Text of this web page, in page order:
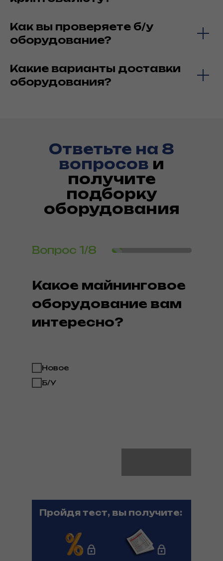
Как вы проверяете б/у
оборудование?
Какие варианты доставки
оборудования?
Ответьте на 8
вопросов и
получите
подборку
оборудования
Новое
Б/У
Какое майнинговое
оборудование вам
интересно?
Вопрос 1/8
Пройдя тест, вы получите: